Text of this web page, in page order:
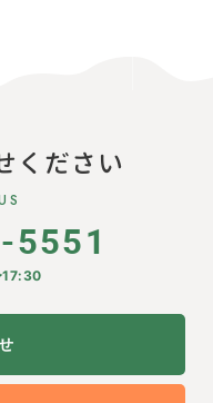
ください
5551
17:30